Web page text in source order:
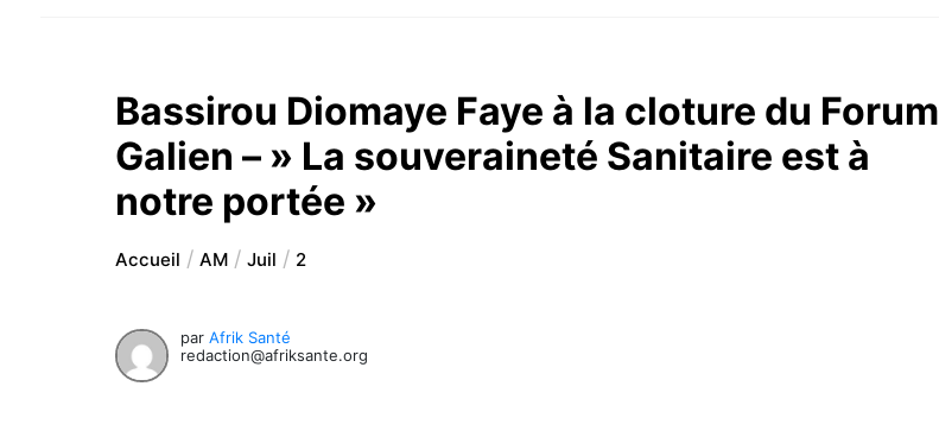
Bassirou Diomaye Faye à la cloture du Forum
Galien – » La souveraineté Sanitaire est à
notre portée »
Accueil AM Juil 2
par Afrik Santé
redaction@afriksante.org